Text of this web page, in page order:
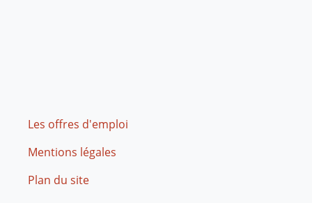
Footer
Les offres d'emploi
Mentions légales
Plan du site